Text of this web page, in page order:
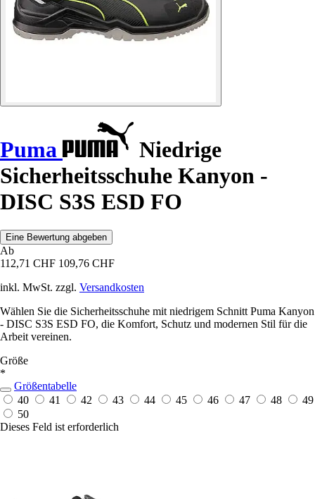
Puma
Niedrige
Sicherheitsschuhe Kanyon -
DISC S3S ESD FO
Eine Bewertung abgeben
Ab
112,71 CHF 109,76 CHF
inkl. MwSt. zzgl. Versandkosten
Wählen Sie die Sicherheitsschuhe mit niedrigem Schnitt Puma Kanyon
- DISC S3S ESD FO, die Komfort, Schutz und modernen Stil für die
Arbeit vereinen.
Größe
*
Größentabelle
40
41 42 43 44 45 46 47 48
49
50
Dieses Feld ist erforderlich